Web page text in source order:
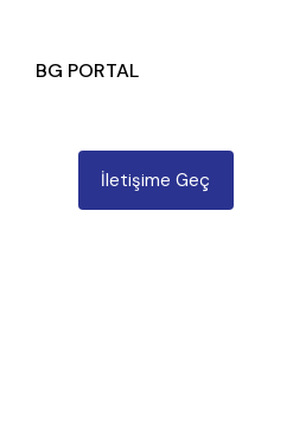
BG PORTAL
İletişime Geç